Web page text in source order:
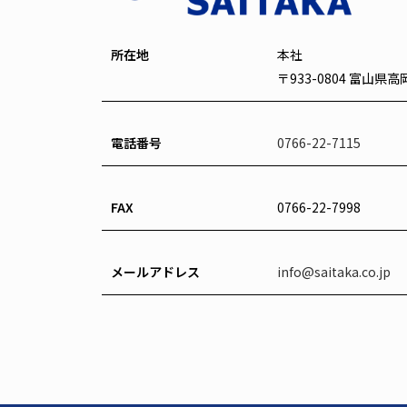
所在地
本社
〒933-0804 富山県高
電話番号 0766-22-7115
FAX 0766-22-7998
メールアドレス info@saitaka.co.jp